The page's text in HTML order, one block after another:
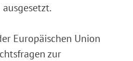
ausgesetzt.
Europäischen Union
zur